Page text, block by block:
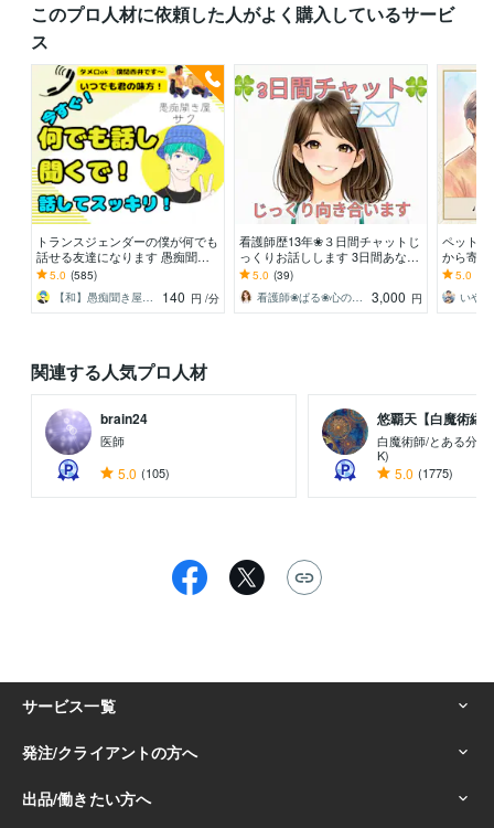
このプロ人材に依頼した人がよく購入しているサービ
ス
トランスジェンダーの僕が何でも
話せる友達になります 愚痴聞き
屋の僕に気を遣わず好きなだけ話
してスッキリしてな〜✨
5.0 (585)
【和】愚痴聞き屋さく
140 円 /分
看護師歴13年❀３日間チャットじ
っくりお話しします 3日間あなた
に寄り添います❀長文OK❀お悩み
相談❀雑談❀
5.0 (39)
看護師❀ぱる❀心のケアステーション
3,000 円
ペット
から寄
の針、
ですから
5.0
関連する人気プロ人材
brain24
医師
5.0 (105)
悠覇天【白魔術縁
白魔術師/とある分野
K)
5.0 (1775)